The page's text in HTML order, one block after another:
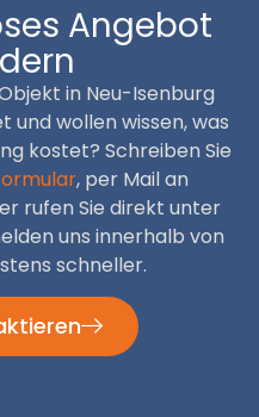
Angebot
in Neu-Isenburg
und wollen wissen, was
kostet? Schreiben Sie
, per Mail an
rufen Sie direkt unter
uns innerhalb von
schneller.